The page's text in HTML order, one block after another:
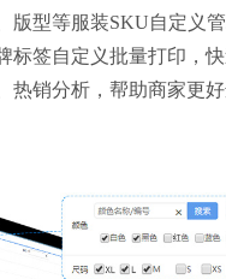
版型等服装SKU自定义
标签自定义批量打印，
热销分析，帮助商家更